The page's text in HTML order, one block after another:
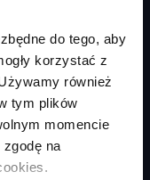
do tego, aby
korzystać z
również
tym plików
momencie
na
patrzą na świat,